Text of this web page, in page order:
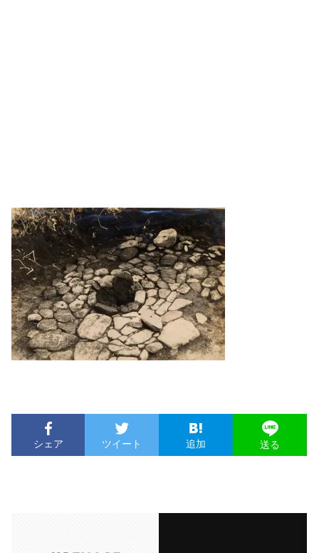
シェア ツイート 追加 送る